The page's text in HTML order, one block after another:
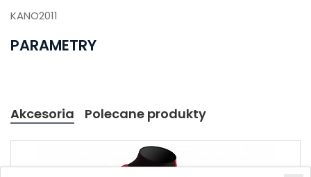
KANO2011
PARAMETRY
Akcesoria Polecane produkty